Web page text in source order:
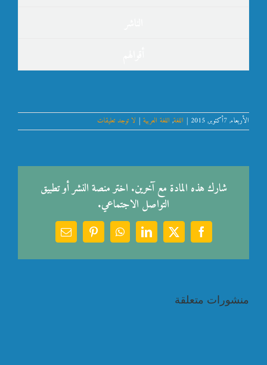
الأربعاء, 7أكتوبر, 2015 | اللغة, اللغة العربية | لا توجد تعليقات
شارك هذه المادة مع آخرين. اختر منصة النشر أو تطبيق
التواصل الاجتماعي.
Facebook
X
LinkedIn
WhatsApp
Pinterest
Email
منشورات متعلقة